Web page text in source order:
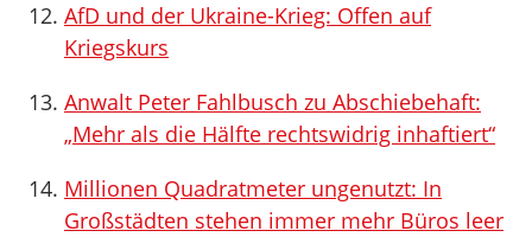
AfD und der Ukraine-Krieg: Offen auf
Kriegskurs
Anwalt Peter Fahlbusch zu Abschiebehaft:
„Mehr als die Hälfte rechtswidrig inhaftiert“
Millionen Quadratmeter ungenutzt: In
Großstädten stehen immer mehr Büros leer